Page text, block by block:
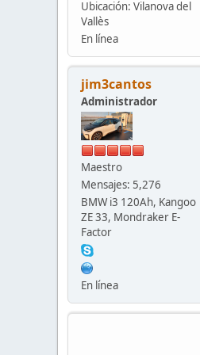
Ubicación: Vilanova del
Vallès
En línea
jim3cantos
Administrador
Maestro
Mensajes: 5,276
BMW i3 120Ah, Kangoo
ZE 33, Mondraker E-
Factor
En línea